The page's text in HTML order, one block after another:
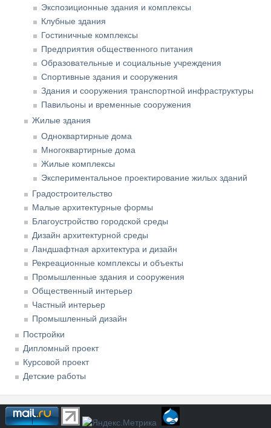
Экспозиционные здания и комплексы
Клубные здания
Гостиничные комплексы
Предприятия общественного питания
Образовательные и социальные учреждения
Спортивные здания и сооружения
Здания и сооружения транспортной инфраструктуры
Павильоны и временные сооружения
Жилые здания
Одноквартирные дома
Многоквартирные дома
Жилые комплексы
Экспериментальное проектирование жилых зданий
Градостроительство
Малые архитектурные формы
Благоустройство городской среды
Дизайн архитектурной среды
Ландшафтная архитектура и дизайн
Рекреационные комплексы и объекты
Промышленные здания и сооружения
Общественный интерьер
Частный интерьер
Промышленный дизайн
Постройки
Дипломный проект
Курсовой проект
Детские работы